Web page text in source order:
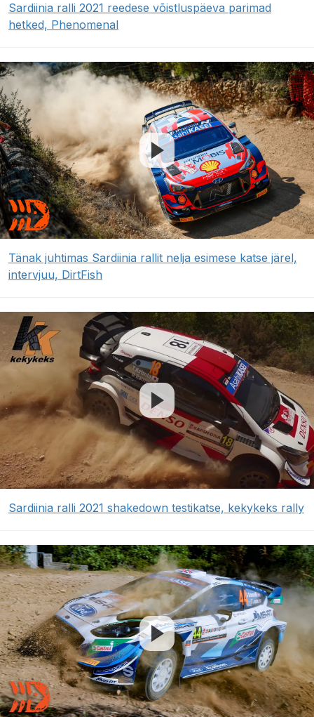
Sardiinia ralli 2021 reedese võistluspäeva parimad
hetked, Phenomenal
Tänak juhtimas Sardiinia rallit nelja esimese katse järel,
intervjuu, DirtFish
Sardiinia ralli 2021 shakedown testikatse, kekykeks rally